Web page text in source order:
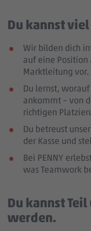
Du kannst
Wir bilden dich
auf eine
Marktleitung vor.
Du lernst,
ankommt – von
richtigen
Du betreust
der Kasse und
Bei PENNY
was Teamwork
Du kannst Teil
werden.